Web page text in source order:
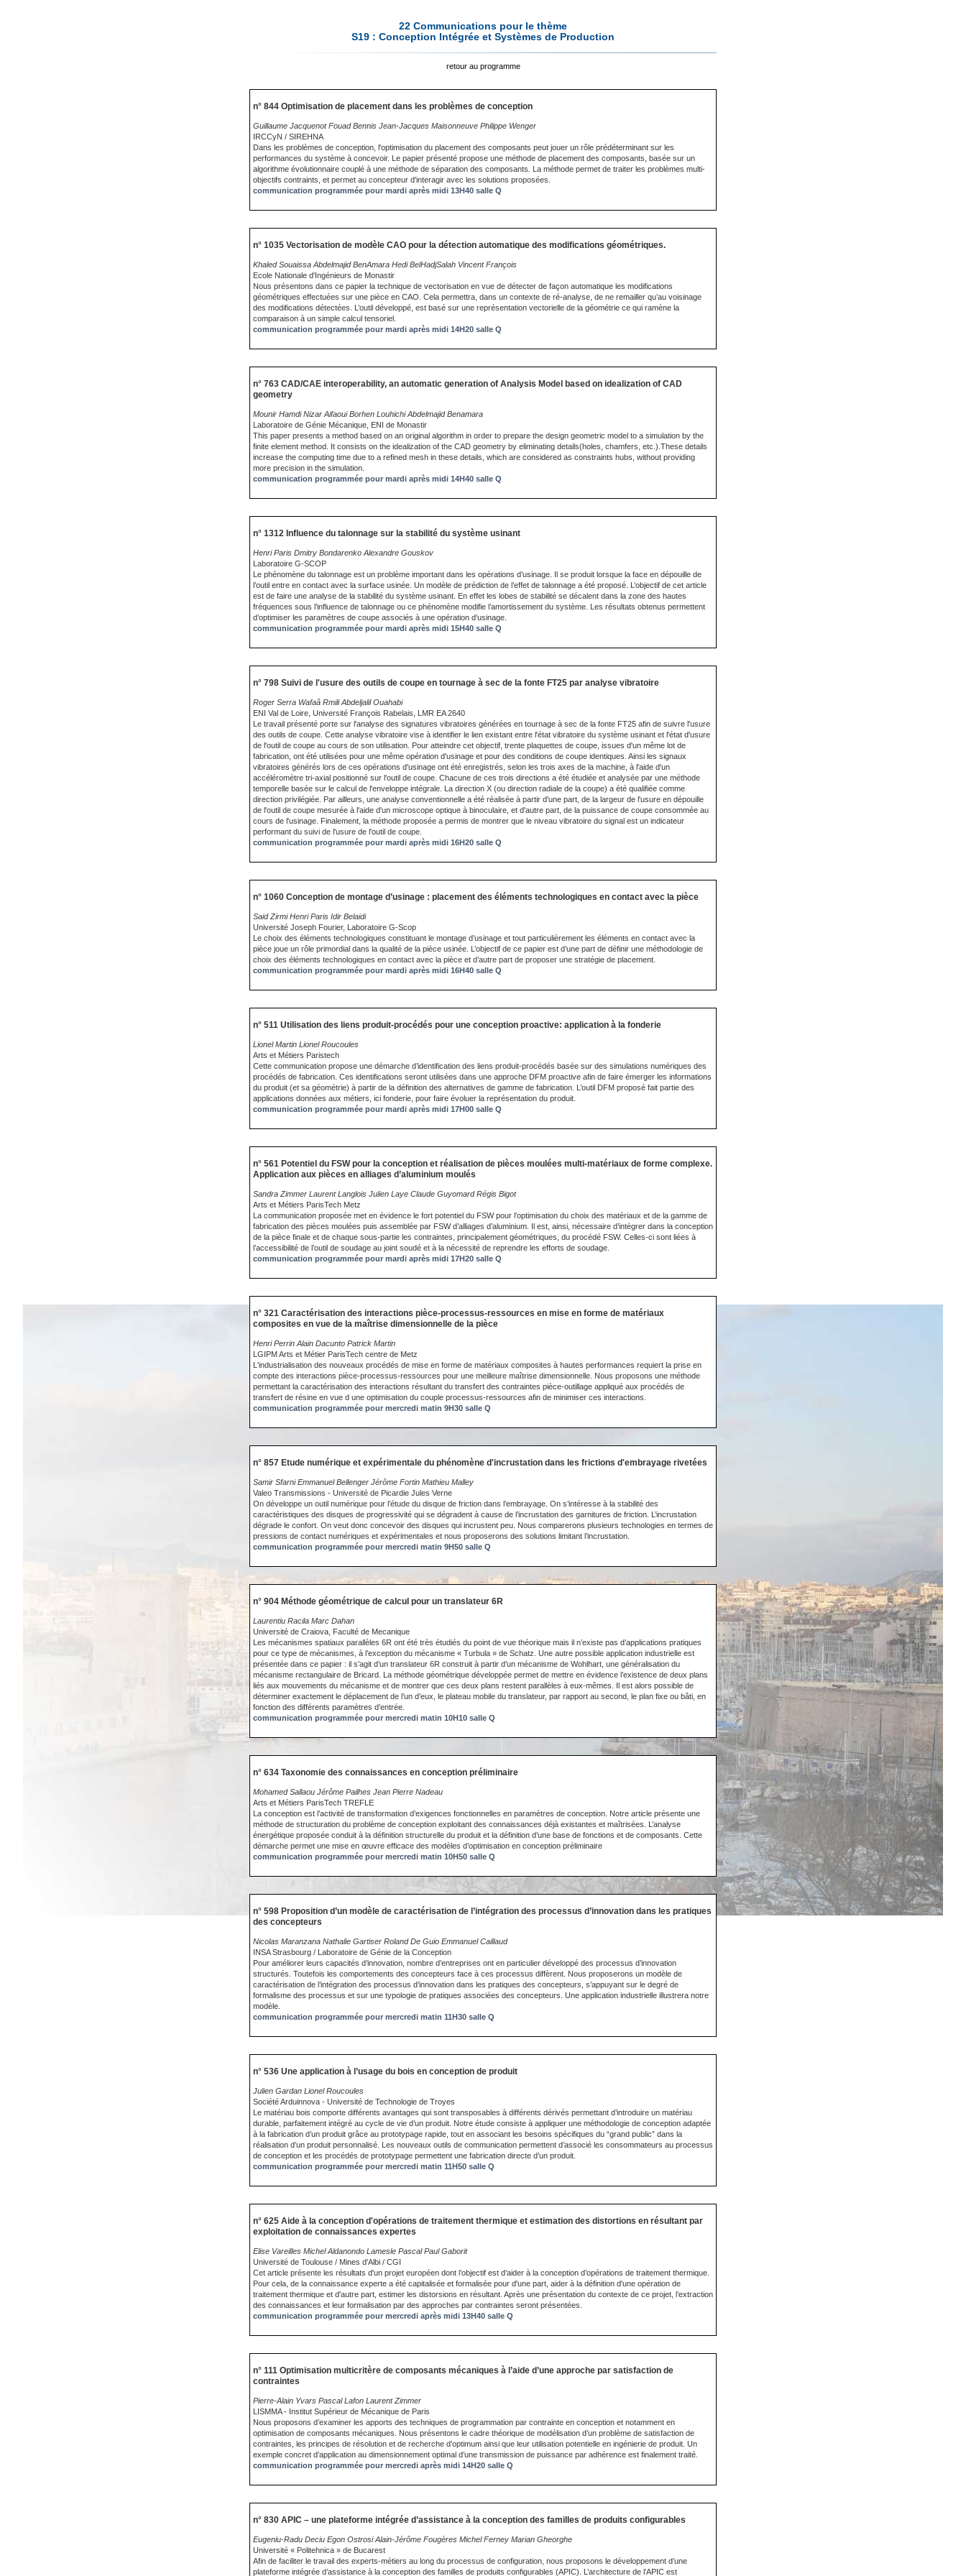
22 Communications pour le thème
S19 : Conception Intégrée et Systèmes de Production
retour au programme
n° 844 Optimisation de placement dans les problèmes de conception
Guillaume Jacquenot Fouad Bennis Jean-Jacques Maisonneuve Philippe Wenger
IRCCyN / SIREHNA
Dans les problèmes de conception, l'optimisation du placement des composants peut jouer un rôle prédéterminant sur les
performances du système à concevoir. Le papier présenté propose une méthode de placement des composants, basée sur un
algorithme évolutionnaire couplé à une méthode de séparation des composants. La méthode permet de traiter les problèmes multi-
objectifs contraints, et permet au concepteur d'interagir avec les solutions proposées.
communication programmée pour mardi après midi 13H40 salle Q
n° 1035 Vectorisation de modèle CAO pour la détection automatique des modifications géométriques.
Khaled Souaissa Abdelmajid BenAmara Hedi BelHadjSalah Vincent François
Ecole Nationale d'Ingénieurs de Monastir
Nous présentons dans ce papier la technique de vectorisation en vue de détecter de façon automatique les modifications
géométriques effectuées sur une pièce en CAO. Cela permettra, dans un contexte de ré-analyse, de ne remailler qu’au voisinage
des modifications détectées. L’outil développé, est basé sur une représentation vectorielle de la géométrie ce qui ramène la
comparaison à un simple calcul tensoriel.
communication programmée pour mardi après midi 14H20 salle Q
n° 763 CAD/CAE interoperability, an automatic generation of Analysis Model based on idealization of CAD
geometry
Mounir Hamdi Nizar Aifaoui Borhen Louhichi Abdelmajid Benamara
Laboratoire de Génie Mécanique, ENI de Monastir
This paper presents a method based on an original algorithm in order to prepare the design geometric model to a simulation by the
finite element method. It consists on the idealization of the CAD geometry by eliminating details(holes, chamfers, etc.).These details
increase the computing time due to a refined mesh in these details, which are considered as constraints hubs, without providing
more precision in the simulation.
communication programmée pour mardi après midi 14H40 salle Q
n° 1312 Influence du talonnage sur la stabilité du système usinant
Henri Paris Dmitry Bondarenko Alexandre Gouskov
Laboratoire G-SCOP
Le phénomène du talonnage est un problème important dans les opérations d’usinage. Il se produit lorsque la face en dépouille de
l’outil entre en contact avec la surface usinée. Un modèle de prédiction de l’effet de talonnage a été proposé. L’objectif de cet article
est de faire une analyse de la stabilité du système usinant. En effet les lobes de stabilité se décalent dans la zone des hautes
fréquences sous l’influence de talonnage ou ce phénomène modifie l’amortissement du système. Les résultats obtenus permettent
d’optimiser les paramètres de coupe associés à une opération d’usinage.
communication programmée pour mardi après midi 15H40 salle Q
n° 798 Suivi de l'usure des outils de coupe en tournage à sec de la fonte FT25 par analyse vibratoire
Roger Serra Wafaâ Rmili Abdeljalil Ouahabi
ENI Val de Loire, Université François Rabelais, LMR EA 2640
Le travail présenté porte sur l'analyse des signatures vibratoires générées en tournage à sec de la fonte FT25 afin de suivre l'usure
des outils de coupe. Cette analyse vibratoire vise à identifier le lien existant entre l'état vibratoire du système usinant et l'état d'usure
de l'outil de coupe au cours de son utilisation. Pour atteindre cet objectif, trente plaquettes de coupe, issues d'un même lot de
fabrication, ont été utilisées pour une même opération d'usinage et pour des conditions de coupe identiques. Ainsi les signaux
vibratoires générés lors de ces opérations d'usinage ont été enregistrés, selon les trois axes de la machine, à l'aide d'un
accéléromètre tri-axial positionné sur l'outil de coupe. Chacune de ces trois directions a été étudiée et analysée par une méthode
temporelle basée sur le calcul de l'enveloppe intégrale. La direction X (ou direction radiale de la coupe) a été qualifiée comme
direction privilégiée. Par ailleurs, une analyse conventionnelle a été réalisée à partir d'une part, de la largeur de l'usure en dépouille
de l'outil de coupe mesurée à l'aide d'un microscope optique à binoculaire, et d'autre part, de la puissance de coupe consommée au
cours de l'usinage. Finalement, la méthode proposée a permis de montrer que le niveau vibratoire du signal est un indicateur
performant du suivi de l'usure de l'outil de coupe.
communication programmée pour mardi après midi 16H20 salle Q
n° 1060 Conception de montage d’usinage : placement des éléments technologiques en contact avec la pièce
Said Zirmi Henri Paris Idir Belaidi
Université Joseph Fourier, Laboratoire G-Scop
Le choix des éléments technologiques constituant le montage d’usinage et tout particulièrement les éléments en contact avec la
pièce joue un rôle primordial dans la qualité de la pièce usinée. L’objectif de ce papier est d’une part de définir une méthodologie de
choix des éléments technologiques en contact avec la pièce et d’autre part de proposer une stratégie de placement.
communication programmée pour mardi après midi 16H40 salle Q
n° 511 Utilisation des liens produit-procédés pour une conception proactive: application à la fonderie
Lionel Martin Lionel Roucoules
Arts et Métiers Paristech
Cette communication propose une démarche d’identification des liens produit-procédés basée sur des simulations numériques des
procédés de fabrication. Ces identifications seront utilisées dans une approche DFM proactive afin de faire émerger les informations
du produit (et sa géométrie) à partir de la définition des alternatives de gamme de fabrication. L’outil DFM proposé fait partie des
applications données aux métiers, ici fonderie, pour faire évoluer la représentation du produit.
communication programmée pour mardi après midi 17H00 salle Q
n° 561 Potentiel du FSW pour la conception et réalisation de pièces moulées multi-matériaux de forme complexe.
Application aux pièces en alliages d’aluminium moulés
Sandra Zimmer Laurent Langlois Julien Laye Claude Guyomard Régis Bigot
Arts et Métiers ParisTech Metz
La communication proposée met en évidence le fort potentiel du FSW pour l’optimisation du choix des matériaux et de la gamme de
fabrication des pièces moulées puis assemblée par FSW d’alliages d’aluminium. Il est, ainsi, nécessaire d’intégrer dans la conception
de la pièce finale et de chaque sous-partie les contraintes, principalement géométriques, du procédé FSW. Celles-ci sont liées à
l’accessibilité de l’outil de soudage au joint soudé et à la nécessité de reprendre les efforts de soudage.
communication programmée pour mardi après midi 17H20 salle Q
n° 321 Caractérisation des interactions pièce-processus-ressources en mise en forme de matériaux
composites en vue de la maîtrise dimensionnelle de la pièce
Henri Perrin Alain Dacunto Patrick Martin
LGIPM Arts et Métier ParisTech centre de Metz
L'industrialisation des nouveaux procédés de mise en forme de matériaux composites à hautes performances requiert la prise en
compte des interactions pièce-processus-ressources pour une meilleure maîtrise dimensionnelle. Nous proposons une méthode
permettant la caractérisation des interactions résultant du transfert des contraintes pièce-outillage appliqué aux procédés de
transfert de résine en vue d une optimisation du couple processus-ressources afin de minimiser ces interactions.
communication programmée pour mercredi matin 9H30 salle Q
n° 857 Etude numérique et expérimentale du phénomène d'incrustation dans les frictions d'embrayage rivetées
Samir Sfarni Emmanuel Bellenger Jérôme Fortin Mathieu Malley
Valeo Transmissions - Université de Picardie Jules Verne
On développe un outil numérique pour l’étude du disque de friction dans l’embrayage. On s’intéresse à la stabilité des
caractéristiques des disques de progressivité qui se dégradent à cause de l’incrustation des garnitures de friction. L’incrustation
dégrade le confort. On veut donc concevoir des disques qui incrustent peu. Nous comparerons plusieurs technologies en termes de
pressions de contact numériques et expérimentales et nous proposerons des solutions limitant l’incrustation.
communication programmée pour mercredi matin 9H50 salle Q
n° 904 Méthode géométrique de calcul pour un translateur 6R
Laurentiu Racila Marc Dahan
Université de Craiova, Faculté de Mecanique
Les mécanismes spatiaux parallèles 6R ont été très étudiés du point de vue théorique mais il n’existe pas d’applications pratiques
pour ce type de mécanismes, à l’exception du mécanisme « Turbula » de Schatz. Une autre possible application industrielle est
présentée dans ce papier : il s’agit d’un translateur 6R construit à partir d’un mécanisme de Wohlhart, une généralisation du
mécanisme rectangulaire de Bricard. La méthode géométrique développée permet de mettre en évidence l’existence de deux plans
liés aux mouvements du mécanisme et de montrer que ces deux plans restent parallèles à eux-mêmes. Il est alors possible de
déterminer exactement le déplacement de l’un d’eux, le plateau mobile du translateur, par rapport au second, le plan fixe ou bâti, en
fonction des différents paramètres d’entrée.
communication programmée pour mercredi matin 10H10 salle Q
n° 634 Taxonomie des connaissances en conception préliminaire
Mohamed Sallaou Jérôme Pailhes Jean Pierre Nadeau
Arts et Métiers ParisTech TREFLE
La conception est l’activité de transformation d’exigences fonctionnelles en paramètres de conception. Notre article présente une
méthode de structuration du problème de conception exploitant des connaissances déjà existantes et maîtrisées. L’analyse
énergétique proposée conduit à la définition structurelle du produit et la définition d’une base de fonctions et de composants. Cette
démarche permet une mise en œuvre efficace des modèles d’optimisation en conception préliminaire
communication programmée pour mercredi matin 10H50 salle Q
n° 598 Proposition d’un modèle de caractérisation de l’intégration des processus d’innovation dans les pratiques
des concepteurs
Nicolas Maranzana Nathalie Gartiser Roland De Guio Emmanuel Caillaud
INSA Strasbourg / Laboratoire de Génie de la Conception
Pour améliorer leurs capacités d’innovation, nombre d’entreprises ont en particulier développé des processus d’innovation
structurés. Toutefois les comportements des concepteurs face à ces processus diffèrent. Nous proposerons un modèle de
caractérisation de l’intégration des processus d’innovation dans les pratiques des concepteurs, s’appuyant sur le degré de
formalisme des processus et sur une typologie de pratiques associées des concepteurs. Une application industrielle illustrera notre
modèle.
communication programmée pour mercredi matin 11H30 salle Q
n° 536 Une application à l’usage du bois en conception de produit
Julien Gardan Lionel Roucoules
Société Arduinnova - Université de Technologie de Troyes
Le matériau bois comporte différents avantages qui sont transposables à différents dérivés permettant d’introduire un matériau
durable, parfaitement intégré au cycle de vie d’un produit. Notre étude consiste à appliquer une méthodologie de conception adaptée
à la fabrication d’un produit grâce au prototypage rapide, tout en associant les besoins spécifiques du “grand public” dans la
réalisation d’un produit personnalisé. Les nouveaux outils de communication permettent d’associé les consommateurs au processus
de conception et les procédés de prototypage permettent une fabrication directe d’un produit.
communication programmée pour mercredi matin 11H50 salle Q
n° 625 Aide à la conception d'opérations de traitement thermique et estimation des distortions en résultant par
exploitation de connaissances expertes
Elise Vareilles Michel Aldanondo Lamesle Pascal Paul Gaborit
Université de Toulouse / Mines d'Albi / CGI
Cet article présente les résultats d'un projet européen dont l’objectif est d’aider à la conception d’opérations de traitement thermique.
Pour cela, de la connaissance experte a été capitalisée et formalisée pour d'une part, aider à la définition d'une opération de
traitement thermique et d'autre part, estimer les distorsions en résultant. Après une présentation du contexte de ce projet, l’extraction
des connaissances et leur formalisation par des approches par contraintes seront présentées.
communication programmée pour mercredi après midi 13H40 salle Q
n° 111 Optimisation multicritère de composants mécaniques à l’aide d’une approche par satisfaction de
contraintes
Pierre-Alain Yvars Pascal Lafon Laurent Zimmer
LISMMA - Institut Supérieur de Mécanique de Paris
Nous proposons d’examiner les apports des techniques de programmation par contrainte en conception et notamment en
optimisation de composants mécaniques. Nous présentons le cadre théorique de modélisation d’un problème de satisfaction de
contraintes, les principes de résolution et de recherche d’optimum ainsi que leur utilisation potentielle en ingénierie de produit. Un
exemple concret d’application au dimensionnement optimal d’une transmission de puissance par adhérence est finalement traité.
communication programmée pour mercredi après midi 14H20 salle Q
n° 830 APIC – une plateforme intégrée d’assistance à la conception des familles de produits configurables
Eugeniu-Radu Deciu Egon Ostrosi Alain-Jérôme Fougères Michel Ferney Marian Gheorghe
Université « Politehnica » de Bucarest
Afin de faciliter le travail des experts-métiers au long du processus de configuration, nous proposons le développement d’une
plateforme intégrée d’assistance à la conception des familles de produits configurables (APIC). L’architecture de l’APIC est